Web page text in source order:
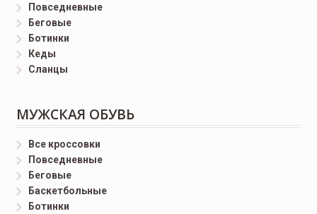
Повседневные
Беговые
Ботинки
Кеды
Сланцы
МУЖСКАЯ ОБУВЬ
Все кроссовки
Повседневные
Беговые
Баскетбольные
Ботинки